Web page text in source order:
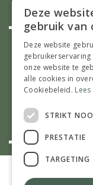
Maandag
Dinsdag
Woensdag
Donderdag
Vrijdag
Zondag
Deze
gebruik van
Deze website
onze website te
alle cookies in
Cookiebeleid.
STRIKT
PRESTATIE
TARGETING